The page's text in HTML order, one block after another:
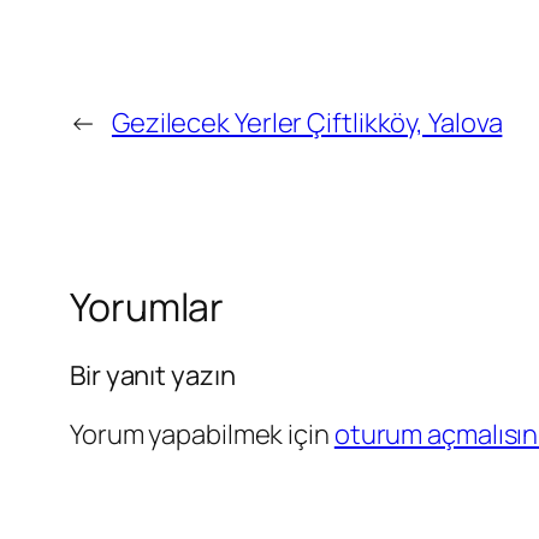
← Gezilecek Yerler Çiftlikköy, Yalova
Yorumlar
Bir yanıt yazın
Yorum yapabilmek için oturum